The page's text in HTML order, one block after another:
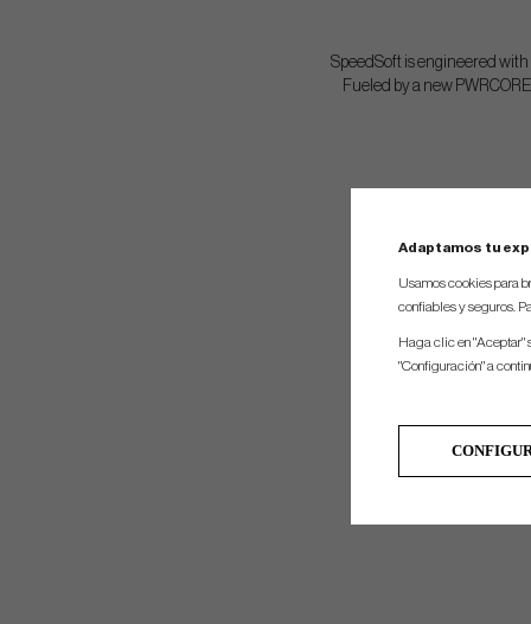
SpeedSoft is engineered
Fueled by a new
Adaptamos tu
Usamos cookies para
confiables y seguros.
Haga clic en "Aceptar"
"Configuración" a